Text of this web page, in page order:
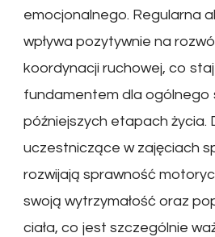
emocjonalnego. Regularna
wpływa pozytywnie na
koordynacji ruchowej, co
fundamentem dla ogólnego
późniejszych etapach życia.
uczestniczące w zajęciach
rozwijają sprawność
swoją wytrzymałość oraz
ciała, co jest szczególnie